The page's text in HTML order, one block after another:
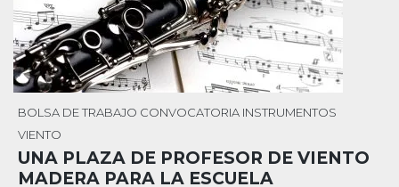
BOLSA DE TRABAJO CONVOCATORIA INSTRUMENTOS
VIENTO
UNA PLAZA DE PROFESOR DE VIENTO
MADERA PARA LA ESCUELA